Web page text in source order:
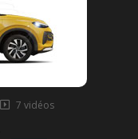
7 vidéos